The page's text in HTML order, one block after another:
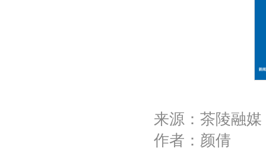
来源：茶陵融媒
作者：颜倩